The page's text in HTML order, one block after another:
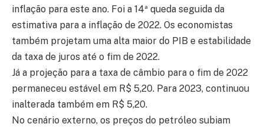
inflação para este ano. Foi a 14ª queda seguida da
estimativa para a inflação de 2022. Os economistas
também projetam uma alta maior do PIB e estabilidade
da taxa de juros até o fim de 2022.
Já a projeção para a taxa de câmbio para o fim de 2022
permaneceu estável em R$ 5,20. Para 2023, continuou
inalterada também em R$ 5,20.
No cenário externo, os preços do petróleo subiam